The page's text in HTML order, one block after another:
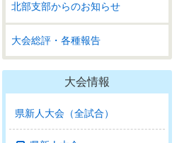
北部支部からのお知らせ
大会総評・各種報告
大会情報
県新人大会（全試合）